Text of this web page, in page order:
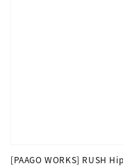
[PAAGO WORKS] RUSH